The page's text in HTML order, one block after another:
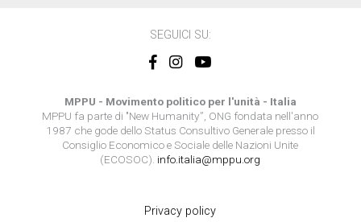
SEGUICI SU:
MPPU - Movimento politico per l'unità - Italia
MPPU fa parte di "New Humanity”, ONG fondata nell'anno
1987 che gode dello Status Consultivo Generale presso il
Consiglio Economico e Sociale delle Nazioni Unite
(ECOSOC). info.italia@mppu.org
Privacy policy